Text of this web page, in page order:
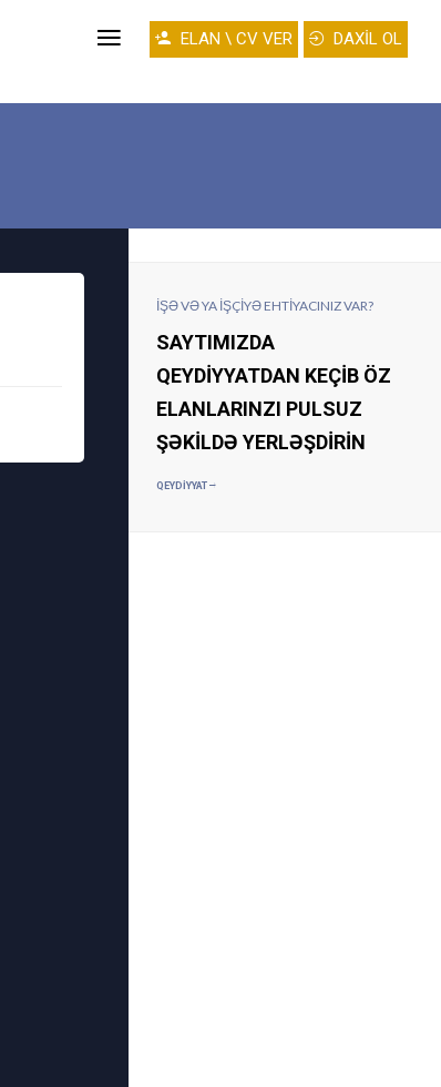
ELAN \ CV VER DAXİL OL
İŞƏ VƏ YA IŞÇIYƏ EHTIYACINIZ VAR?
SAYTIMIZDA
QEYDIYYATDAN KEÇIB ÖZ
ELANLARINZI PULSUZ
ŞƏKILDƏ YERLƏŞDIRIN
QEYDIYYAT